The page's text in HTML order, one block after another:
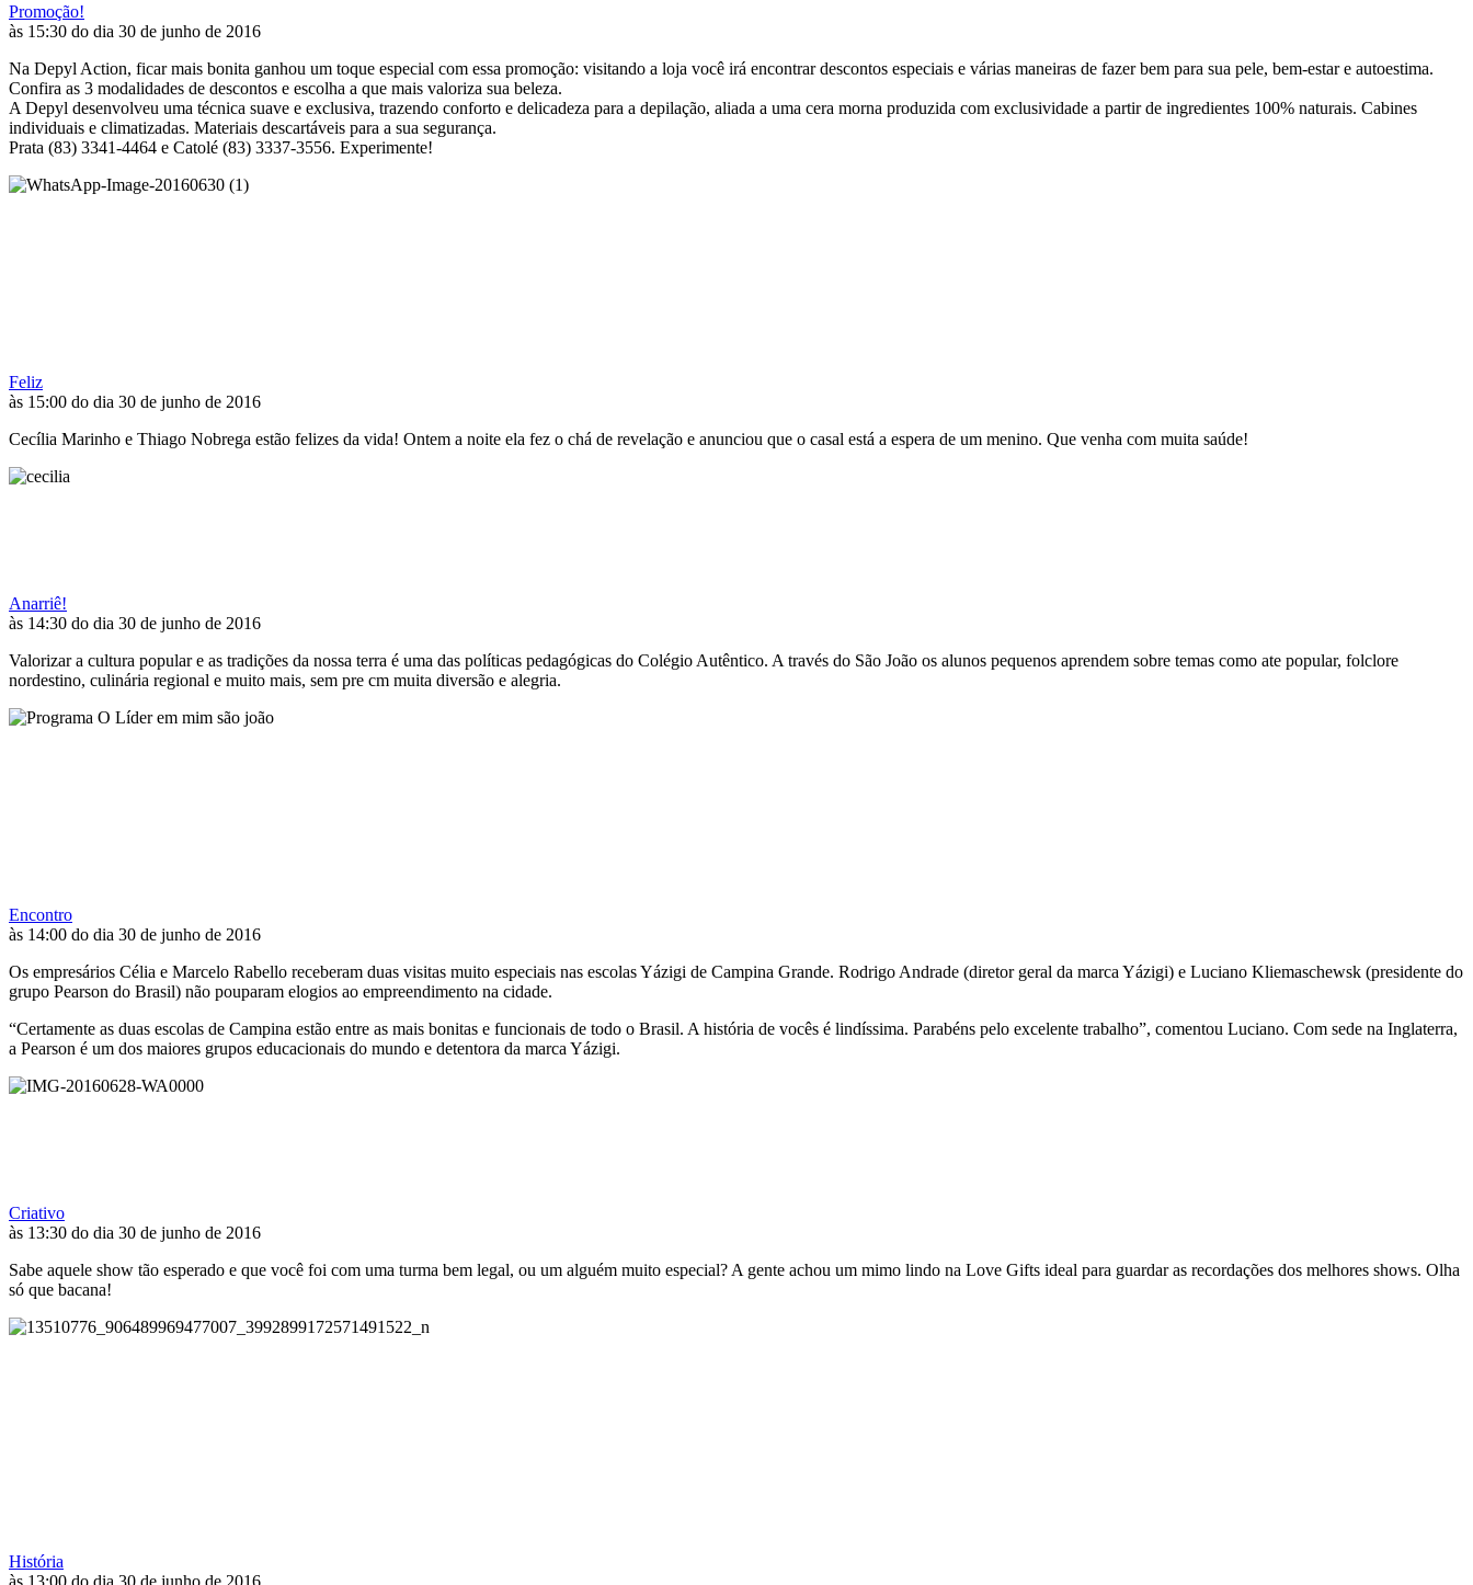
Promoção!
às 15:30 do dia 30 de junho de 2016
Na Depyl Action, ficar mais bonita ganhou um toque especial com essa promoção: visitando a loja você irá encontrar descontos especiais e várias maneiras de fazer bem para sua pele, bem-estar e autoestima.
Confira as 3 modalidades de descontos e escolha a que mais valoriza sua beleza.
A Depyl desenvolveu uma técnica suave e exclusiva, trazendo conforto e delicadeza para a depilação, aliada a uma cera morna produzida com exclusividade a partir de ingredientes 100% naturais. Cabines
individuais e climatizadas. Materiais descartáveis para a sua segurança.
Prata (83) 3341-4464 e Catolé (83) 3337-3556. Experimente!
Feliz
às 15:00 do dia 30 de junho de 2016
Cecília Marinho e Thiago Nobrega estão felizes da vida! Ontem a noite ela fez o chá de revelação e anunciou que o casal está a espera de um menino. Que venha com muita saúde!
Anarriê!
às 14:30 do dia 30 de junho de 2016
Valorizar a cultura popular e as tradições da nossa terra é uma das políticas pedagógicas do Colégio Autêntico. A través do São João os alunos pequenos aprendem sobre temas como ate popular, folclore
nordestino, culinária regional e muito mais, sem pre cm muita diversão e alegria.
Encontro
às 14:00 do dia 30 de junho de 2016
Os empresários Célia e Marcelo Rabello receberam duas visitas muito especiais nas escolas Yázigi de Campina Grande. Rodrigo Andrade (diretor geral da marca Yázigi) e Luciano Kliemaschewsk (presidente do
grupo Pearson do Brasil) não pouparam elogios ao empreendimento na cidade.
“Certamente as duas escolas de Campina estão entre as mais bonitas e funcionais de todo o Brasil. A história de vocês é lindíssima. Parabéns pelo excelente trabalho”, comentou Luciano. Com sede na Inglaterra,
a Pearson é um dos maiores grupos educacionais do mundo e detentora da marca Yázigi.
Criativo
às 13:30 do dia 30 de junho de 2016
Sabe aquele show tão esperado e que você foi com uma turma bem legal, ou um alguém muito especial? A gente achou um mimo lindo na Love Gifts ideal para guardar as recordações dos melhores shows. Olha
só que bacana!
História
às 13:00 do dia 30 de junho de 2016